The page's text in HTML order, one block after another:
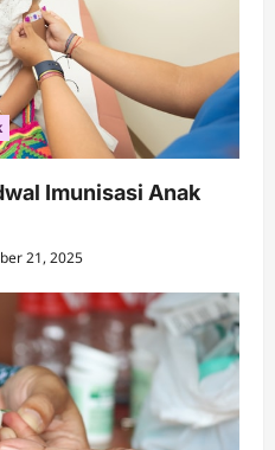
Imunisasi Anak
21, 2025